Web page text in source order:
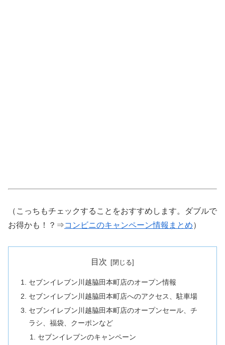
（こっちもチェックすることをおすすめします。ダブルで
お得かも！？⇒コンビニのキャンペーン情報まとめ）
目次
セブンイレブン川越脇田本町店のオープン情報
セブンイレブン川越脇田本町店へのアクセス、駐車場
セブンイレブン川越脇田本町店のオープンセール、チ
ラシ、福袋、クーポンなど
セブンイレブンのキャンペーン